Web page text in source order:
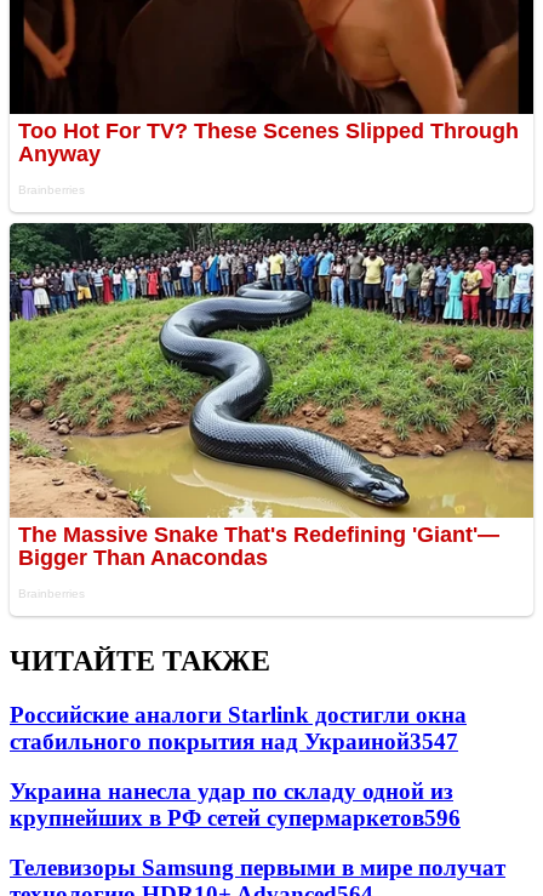
ЧИТАЙТЕ ТАКЖЕ
Российские аналоги Starlink достигли окна
стабильного покрытия над Украиной3547
Украина нанесла удар по складу одной из
крупнейших в РФ сетей супермаркетов596
Телевизоры Samsung первыми в мире получат